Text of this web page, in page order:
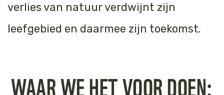
verlies van natuur verdwijnt zijn
leefgebied en daarmee zijn toekomst.
WAAR WE HET VOOR DOEN: